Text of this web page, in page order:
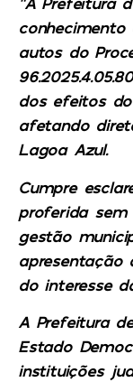
autos do
dos efeitos
afetando
Lagoa Azul.
Cumpre
proferida sem
gestão
apresentação
do interesse
A Prefeitura
Estado
instituições